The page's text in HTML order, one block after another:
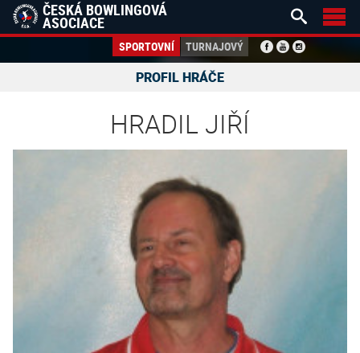
ČESKÁ BOWLINGOVÁ
ASOCIACE
SPORTOVNÍ TURNAJOVÝ
 
PROFIL HRÁČE
HRADIL JIŘÍ